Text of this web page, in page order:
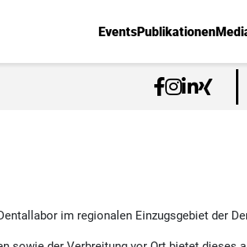
EventsPublikationen
im regionalen Einzugsgebiet der